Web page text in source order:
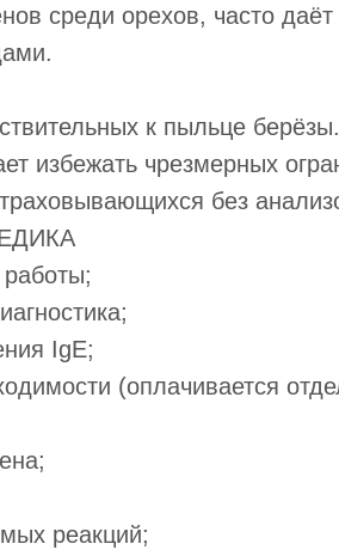
среди орехов, часто даёт
к пыльце берёзы.
избежать чрезмерных
без
IgE;
(оплачивается
реакций;